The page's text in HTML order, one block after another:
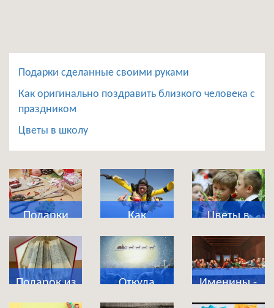
Подарки сделанные своими руками
Как оригинально поздравить близкого человека с
праздником
Цветы в школу
Подарки
сделанные
своими
руками
Как
оригинально
поздравить
близкого
человека с
праздником
Цветы в
школу
Подарок из
магазина
Откуда
появились
Именины -
что это за